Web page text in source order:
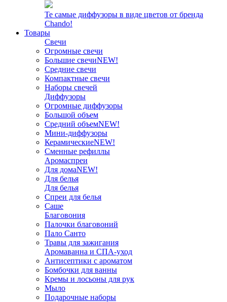
Те самые диффузоры в виде цветов от бренда
Chando!
Товары
Свечи
Огромные свечи
Большие свечиNEW!
Средние свечи
Компактные свечи
Наборы свечей
Диффузоры
Огромные диффузоры
Большой объем
Средний объемNEW!
Мини-диффузоры
КерамическиеNEW!
Сменные рефиллы
Аромаспреи
Для домаNEW!
Для белья
Для белья
Спреи для белья
Саше
Благовония
Палочки благовоний
Пало Санто
Травы для зажигания
Аромаванна и СПА-уход
Антисептики с ароматом
Бомбочки для ванны
Кремы и лосьоны для рук
Мыло
Подарочные наборы